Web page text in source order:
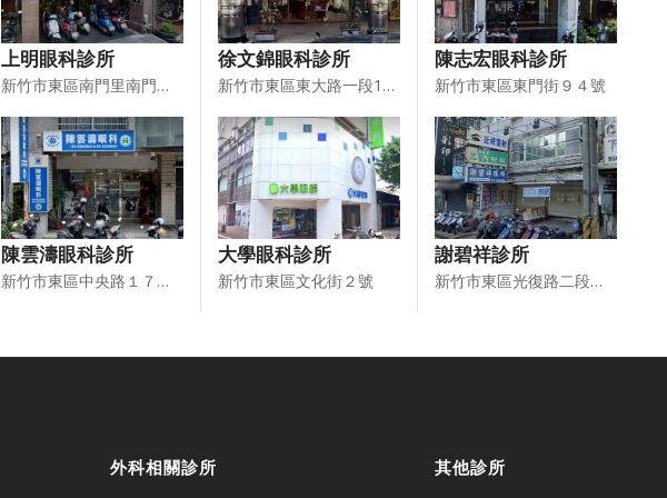
上明眼科診所
新竹市東區南門里南門街２８號
徐文錦眼科診所
新竹市東區東大路一段118號
陳志宏眼科診所
新竹市東區東門街９４號
陳雲濤眼科診所
新竹市東區中央路１７１號１樓、２樓
大學眼科診所
新竹市東區文化街２號
謝碧祥診所
新竹市東區光復路二段２５４號
外科相關診所 其他診所